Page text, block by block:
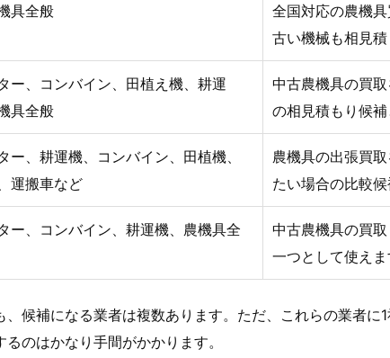
具全般
全国対応の農機
古い機械も相見
ー、コンバイン、田植え機、耕運
具全般
中古農機具の買
の相見積もり候
ー、耕運機、コンバイン、田植機、
運搬車など
農機具の出張買
たい場合の比較
ー、コンバイン、耕運機、農機具全
中古農機具の買
一つとして使え
候補になる業者は複数あります。ただ、これらの業者
のはかなり手間がかかります。